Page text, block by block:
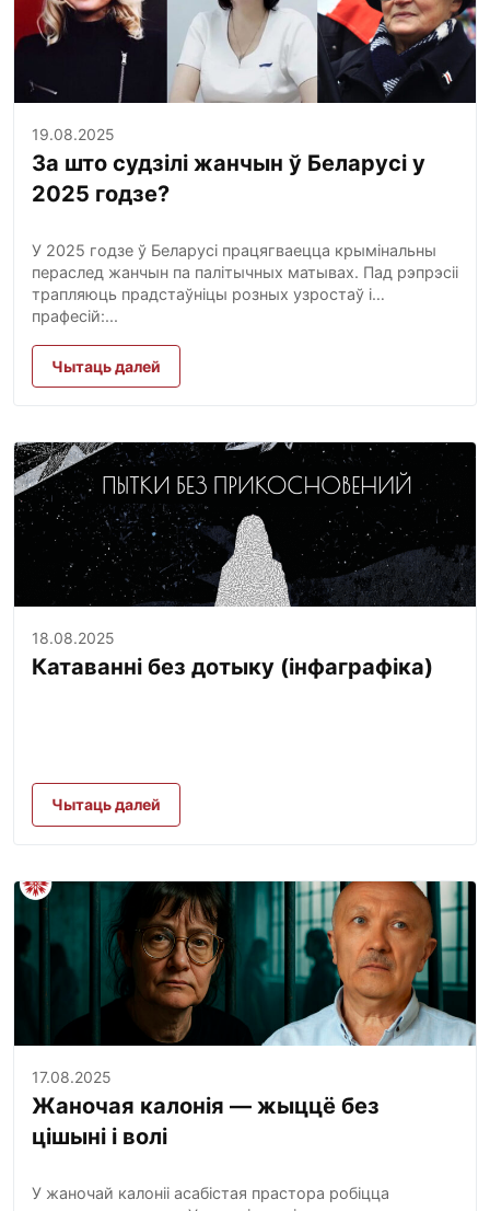
19.08.2025
За што судзілі жанчын ў Беларусі у
2025 годзе?
У 2025 годзе ў Беларусі працягваецца крымінальны
пераслед жанчын па палітычных матывах. Пад рэпрэсіі
трапляюць прадстаўніцы розных узростаў і
прафесій:...
Чытаць далей
18.08.2025
Катаванні без дотыку (інфаграфіка)
Чытаць далей
17.08.2025
Жаночая калонія — жыццё без
цішыні і волі
У жаночай калоніі асабістая прастора робіцца